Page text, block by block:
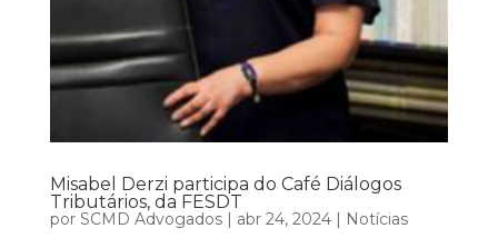
Misabel Derzi participa do Café Diálogos
Tributários, da FESDT
por SCMD Advogados| abr 24, 2024| Notícias